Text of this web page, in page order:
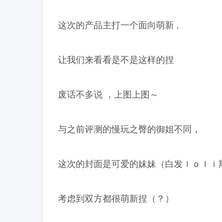
这次的产品主打一个面向萌新 ,
让我们来看看是不是这样的捏
废话不多说 ，上图上图～
与之前评测的慢玩之臀的御姐不同，
这次的封面是可爱的妹妹（白发ｌｏｌｉ
考虑到双方都很萌新捏（？）